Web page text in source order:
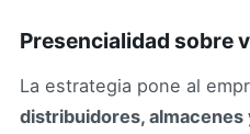
Presencialidad sobre
La estrategia pone al
distribuidores, almacenes